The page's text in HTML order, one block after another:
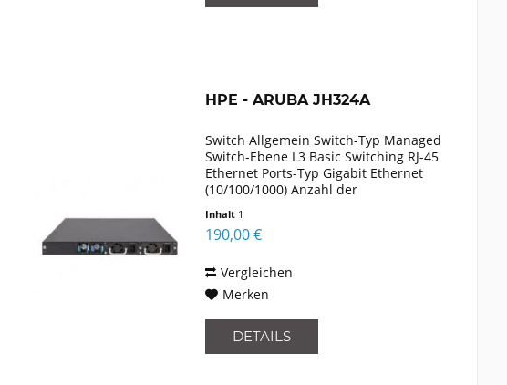
HPE - ARUBA JH324A
Switch Allgemein Switch-Typ Managed
Switch-Ebene L3 Basic Switching RJ-45
Ethernet Ports-Typ Gigabit Ethernet
(10/100/1000) Anzahl der
48 Anzahl installierte SFP Module 4
Vollduplex Ja...
Inhalt 1
190,00 €
Vergleichen
Merken
DETAILS